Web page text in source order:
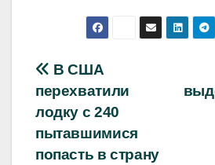
Навигация
по
записям
В США
перехватили
лодку с 240
пытавшимися
попасть в страну